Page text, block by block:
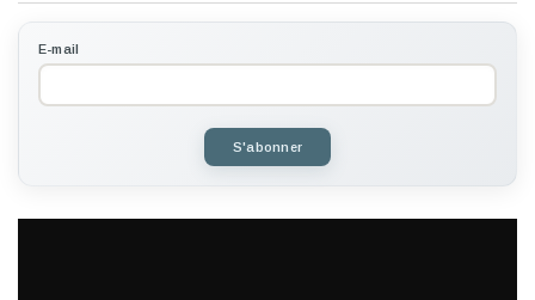
E-mail
S'abonner